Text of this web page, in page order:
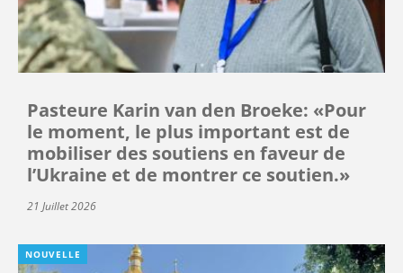
Pasteure Karin van den Broeke: «Pour
le moment, le plus important est de
mobiliser des soutiens en faveur de
l’Ukraine et de montrer ce soutien.»
21 Juillet 2026
NOUVELLE